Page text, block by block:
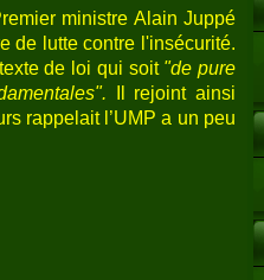
ministre Alain Juppé
de lutte contre l'insécurité.
de loi qui soit "de pure
Il rejoint ainsi
rappelait l’UMP a un peu